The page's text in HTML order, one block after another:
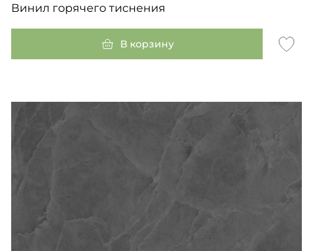
Винил горячего тиснения
В корзину